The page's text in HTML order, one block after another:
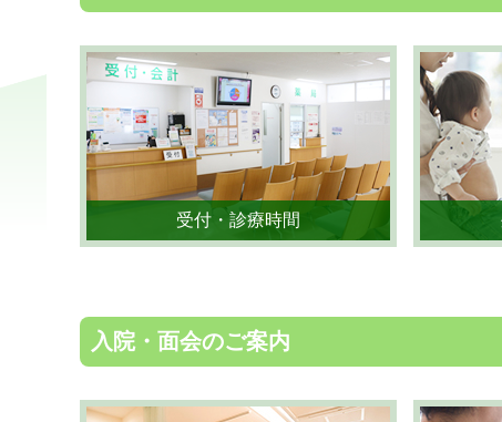
受付・診療時間
入院・面会のご案内